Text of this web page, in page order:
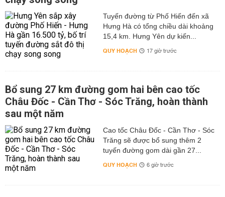
Tuyến đường từ Phố Hiến đến xã
Hưng Hà có tổng chiều dài khoảng
15,4 km. Hưng Yên dự kiến...
QUY HOẠCH 17 giờ trước
Bổ sung 27 km đường gom hai bên cao tốc
Châu Đốc - Cần Thơ - Sóc Trăng, hoàn thành
sau một năm
Cao tốc Châu Đốc - Cần Thơ - Sóc
Trăng sẽ được bổ sung thêm 2
tuyến đường gom dài gần 27...
QUY HOẠCH 6 giờ trước